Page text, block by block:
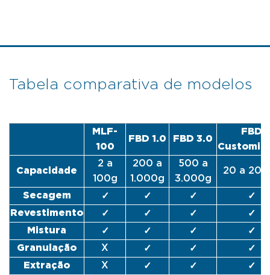
Tabela comparativa de modelos
MLF-
100
FBD 1.0 FBD 3.0
FBD
Capacidade
2 a
100g
200 a
1.000g
500 a
3.000g
20 a
Secagem ✓ ✓ ✓ ✓
Revestimento ✓ ✓ ✓ ✓
Mistura ✓ ✓ ✓ ✓
Granulação X ✓ ✓ ✓
Extração X ✓ ✓ ✓